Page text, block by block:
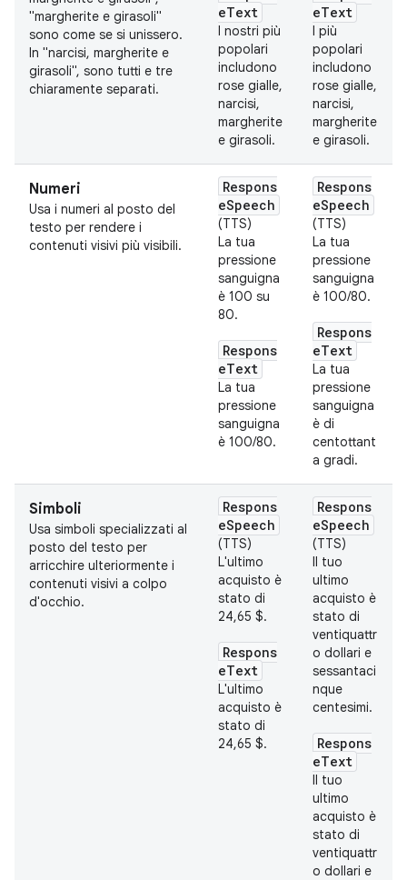
"margherite e girasoli"
sono come se si unissero.
In "narcisi, margherite e
girasoli", sono tutti e tre
chiaramente separati.
eText
I nostri più
popolari
includono
rose gialle,
narcisi,
margherite
e girasoli.
eText
I più
popolari
includono
rose gialle,
narcisi,
margherite
e girasoli.
Numeri
Usa i numeri al posto del
testo per rendere i
contenuti visivi più visibili.
Respons
eSpeech
(TTS)
La tua
pressione
sanguigna
è 100 su
80.
Respons
eText
La tua
pressione
sanguigna
è 100/80.
Respons
eSpeech
(TTS)
La tua
pressione
sanguigna
è 100/80.
Respons
eText
La tua
pressione
sanguigna
è di
centottant
a gradi.
Simboli
Usa simboli specializzati al
posto del testo per
arricchire ulteriormente i
contenuti visivi a colpo
d'occhio.
Respons
eSpeech
(TTS)
L'ultimo
acquisto è
stato di
24,65 $.
Respons
eText
L'ultimo
acquisto è
stato di
24,65 $.
Respons
eSpeech
(TTS)
Il tuo
ultimo
acquisto è
stato di
ventiquattr
o dollari e
sessantaci
nque
centesimi.
Respons
eText
Il tuo
ultimo
acquisto è
stato di
ventiquattr
o dollari e